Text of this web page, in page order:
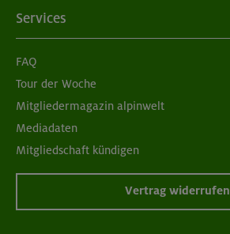
München
08./09.09.26
Services
FAQ
Tour der Woche
Mitgliedermagazin alpinwelt
Mediadaten
Mitgliedschaft kündigen
Vertrag widerrufen